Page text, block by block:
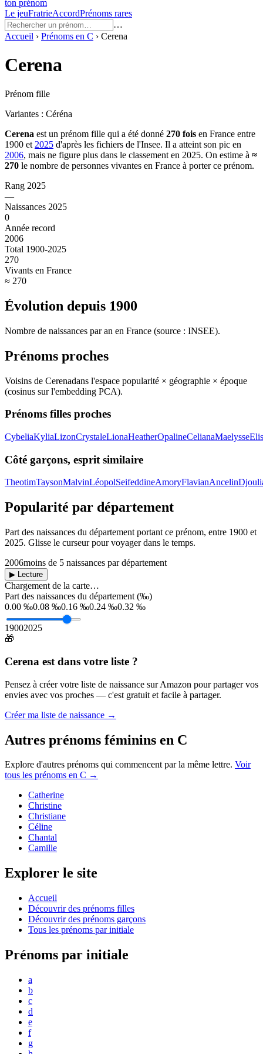
ton prénom
Le jeuFratrieAccordPrénoms rares
…
Accueil › Prénoms en C › Cerena
Cerena
Prénom fille
Variantes : Céréna
Cerena est un prénom fille qui a été donné 270 fois en France entre
1900 et 2025 d'après les fichiers de l'Insee. Il a atteint son pic en
2006, mais ne figure plus dans le classement en 2025. On estime à ≈
270 le nombre de personnes vivantes en France à porter ce prénom.
Rang 2025
—
Naissances 2025
0
Année record
2006
Total 1900-2025
270
Vivants en France
≈ 270
Évolution depuis 1900
Nombre de naissances par an en France (source : INSEE).
Prénoms proches
Voisins de Cerenadans l'espace popularité × géographie × époque
(cosinus sur l'embedding PCA).
Prénoms filles proches
CybeliaKyliaLizonCrystaleLionaHeatherOpalineCelianaMaelysse
Côté garçons, esprit similaire
TheotimTaysonMalvinLéopolSeifeddineAmoryFlavianAncelin
Popularité par département
Part des naissances du département portant ce prénom, entre 1900 et
2025. Glisse le curseur pour voyager dans le temps.
2006moins de 5 naissances par département
▶ Lecture
Chargement de la carte…
Part des naissances du département (‰)
0.00 ‰0.08 ‰0.16 ‰0.24 ‰0.32 ‰
19002025
🎁
Cerena est dans votre liste ?
Pensez à créer votre liste de naissance sur Amazon pour partager vos
envies avec vos proches — c'est gratuit et facile à partager.
Créer ma liste de naissance →
Autres prénoms féminins en C
Explore d'autres prénoms qui commencent par la même lettre. Voir
tous les prénoms en C →
Catherine
Christine
Christiane
Céline
Chantal
Camille
Explorer le site
Accueil
Découvrir des prénoms filles
Découvrir des prénoms garçons
Tous les prénoms par initiale
Prénoms par initiale
a
b
c
d
e
f
g